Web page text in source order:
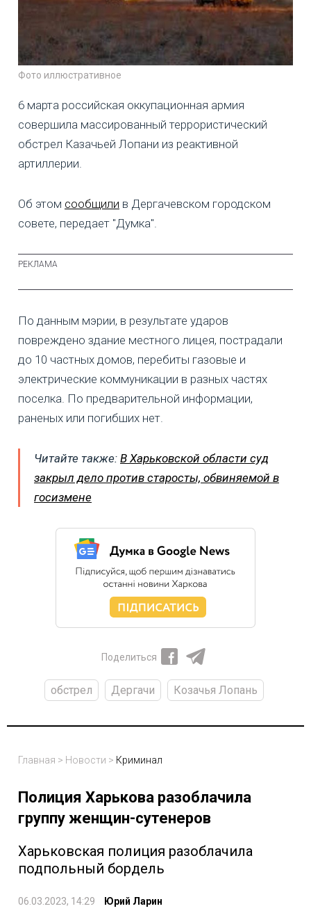
Фото иллюстративное
6 марта российская оккупационная армия
совершила массированный террористический
обстрел Казачьей Лопани из реактивной
артиллерии.
Об этом сообщили в Дергачевском городском
совете, передает "Думка".
По данным мэрии, в результате ударов
повреждено здание местного лицея, пострадали
до 10 частных домов, перебиты газовые и
электрические коммуникации в разных частях
поселка. По предварительной информации,
раненых или погибших нет.
Читайте также: В Харьковской области суд
закрыл дело против старосты, обвиняемой в
госизмене
Поделиться
обстрел Дергачи Козачья Лопань
Главная > Новости > Криминал
Полиция Харькова разоблачила
группу женщин-сутенеров
Харьковская полиция разоблачила
подпольный бордель
06.03.2023, 14:29 Юрий Ларин